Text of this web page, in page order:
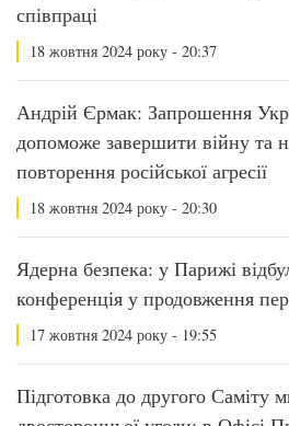
співпраці
18 жовтня 2024 року - 20:37
Андрій Єрмак: Запрошення
допоможе завершити війну та
повторення російської агресії
18 жовтня 2024 року - 20:30
Ядерна безпека: у Парижі
конференція у продовження
17 жовтня 2024 року - 19:55
Підготовка до другого Саміту